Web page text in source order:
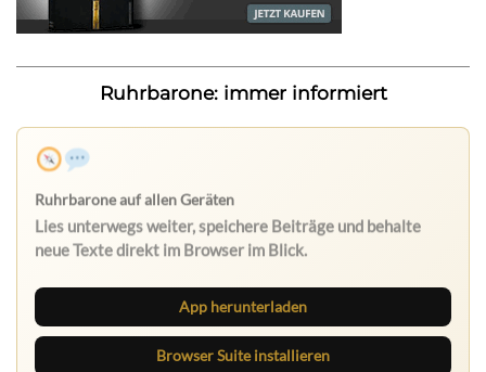
Ruhrbarone: immer informiert
App herunterladen
Browser Suite installieren